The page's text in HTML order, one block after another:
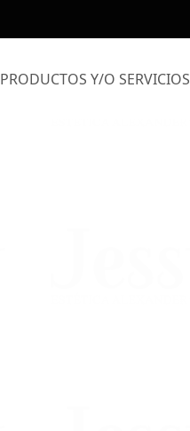
PRODUCTOS Y/O SERVICIOS